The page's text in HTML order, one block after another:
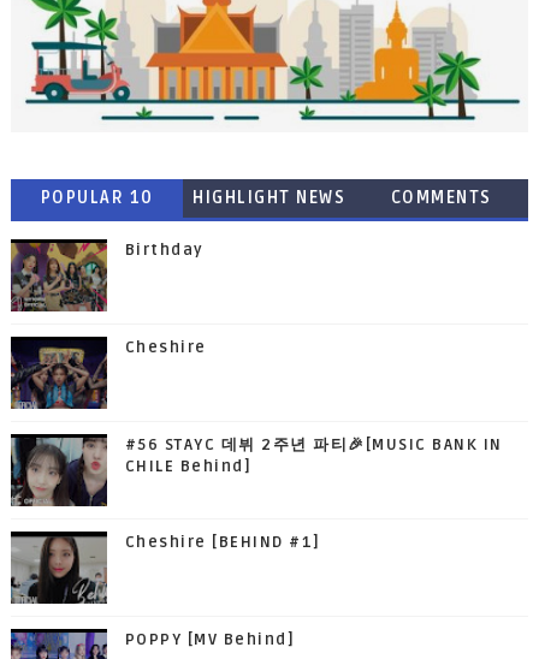
POPULAR 10 HIGHLIGHT NEWS COMMENTS
Birthday
Cheshire
#56 STAYC 데뷔 2주년 파티🎉[MUSIC BANK IN
CHILE Behind]
Cheshire [BEHIND #1]
POPPY [MV Behind]